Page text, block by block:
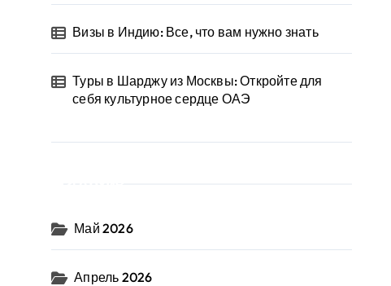
Визы в Индию: Все, что вам нужно знать
Туры в Шарджу из Москвы: Откройте для
себя культурное сердце ОАЭ
Май 2026
Апрель 2026